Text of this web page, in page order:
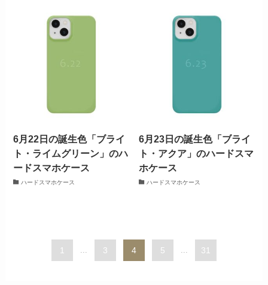
6月22日の誕生色「ブライ
ト・ライムグリーン」のハ
ードスマホケース
ハードスマホケース
6月23日の誕生色「ブライ
ト・アクア」のハードスマ
ホケース
ハードスマホケース
1 ... 3 4 5 ... 31